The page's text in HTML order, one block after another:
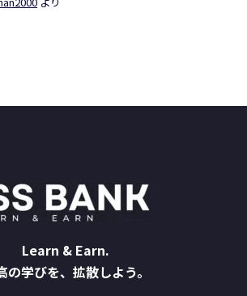
Learn & Earn.
の学びを、拡散しよう。